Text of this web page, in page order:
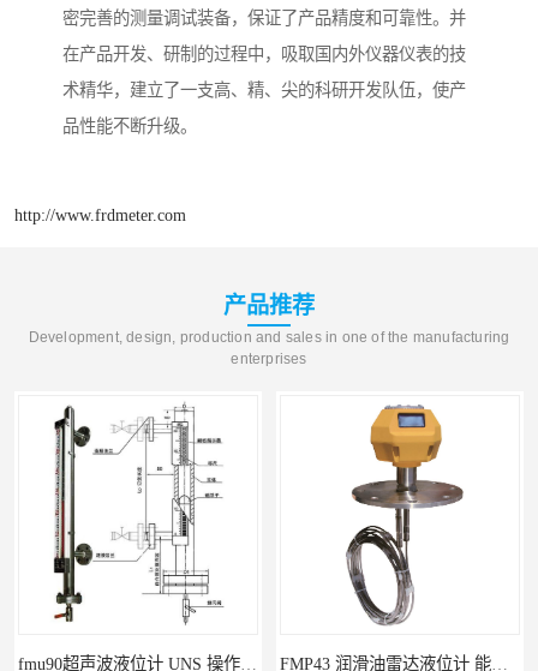
密完善的测量调试装备，保证了产品精度和可靠性。并
在产品开发、研制的过程中，吸取国内外仪器仪表的技
术精华，建立了一支高、精、尖的科研开发队伍，使产
品性能不断升级。
http://www.frdmeter.com
产品推荐
Development, design, production and sales in one of the manufacturing
enterprises